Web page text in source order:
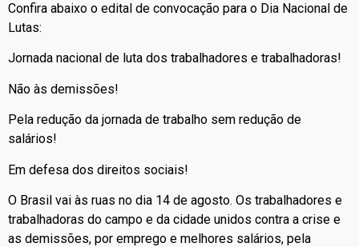
Confira abaixo o edital de convocação para o Dia Nacional de
Lutas:
Jornada nacional de luta dos trabalhadores e trabalhadoras!
Não às demissões!
Pela redução da jornada de trabalho sem redução de
salários!
Em defesa dos direitos sociais!
O Brasil vai às ruas no dia 14 de agosto. Os trabalhadores e
trabalhadoras do campo e da cidade unidos contra a crise e
as demissões, por emprego e melhores salários, pela